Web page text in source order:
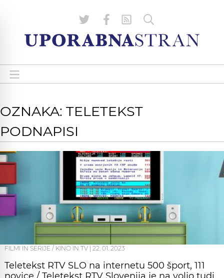
OZNAKA: TELETEKST
PODNAPISI
FILMI IN SERIJE / KINO IN TV 22. 01. 2023
Teletekst RTV SLO na internetu 500 šport, 111